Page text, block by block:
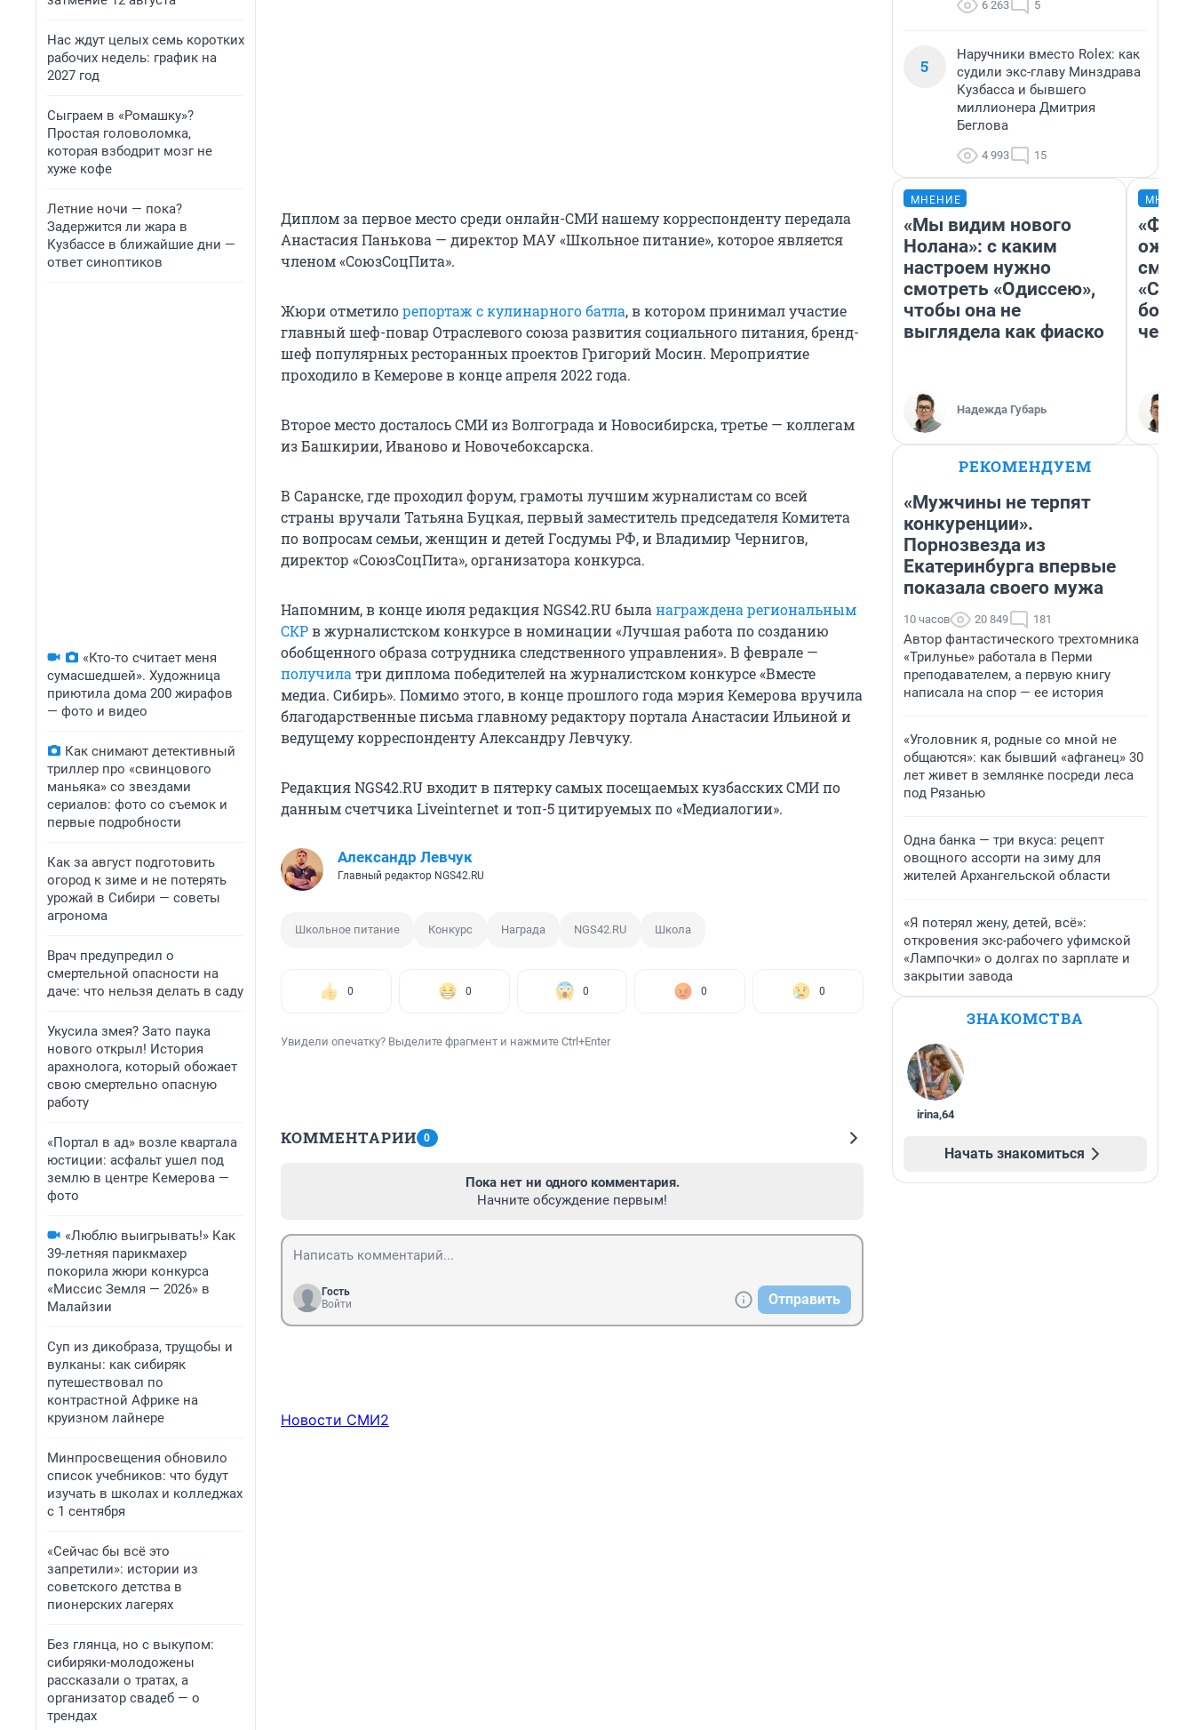
Нас ждут целых семь коротких
рабочих недель: график на
2027 год
Сыграем в «Ромашку»?
Простая головоломка,
которая взбодрит мозг не
хуже кофе
Летние ночи — пока?
Задержится ли жара в
Кузбассе в ближайшие дни —
ответ синоптиков
«Кто-то считает меня
сумасшедшей». Художница
приютила дома 200 жирафов
— фото и видео
Как снимают детективный
триллер про «свинцового
маньяка» со звездами
сериалов: фото со съемок и
первые подробности
Как за август подготовить
огород к зиме и не потерять
урожай в Сибири — советы
агронома
Врач предупредил о
смертельной опасности на
даче: что нельзя делать в саду
Укусила змея? Зато паука
нового открыл! История
арахнолога, который обожает
свою смертельно опасную
работу
«Портал в ад» возле квартала
юстиции: асфальт ушел под
землю в центре Кемерова —
фото
«Люблю выигрывать!» Как
39-летняя парикмахер
покорила жюри конкурса
«Миссис Земля — 2026» в
Малайзии
Суп из дикобраза, трущобы и
вулканы: как сибиряк
путешествовал по
контрастной Африке на
круизном лайнере
Минпросвещения обновило
список учебников: что будут
изучать в школах и колледжах
с 1 сентября
«Сейчас бы всё это
запретили»: истории из
советского детства в
пионерских лагерях
Без глянца, но с выкупом:
сибиряки-молодожены
рассказали о тратах, а
организатор свадеб — о
трендах
Диплом за первое место среди онлайн-СМИ нашему корреспонденту передала
Анастасия Панькова — директор МАУ «Школьное питание», которое является
членом «СоюзСоцПита».
Жюри отметилорепортаж с кулинарного батла, в котором принимал участие
главный шеф-повар Отраслевого союза развития социального питания, бренд-
шеф популярных ресторанных проектов Григорий Мосин. Мероприятие
проходило в Кемерове в конце апреля 2022 года.
Второе место досталось СМИ из Волгограда и Новосибирска, третье — коллегам
из Башкирии, Иваново и Новочебоксарска.
В Саранске, где проходил форум, грамоты лучшим журналистам со всей
страны вручали Татьяна Буцкая, первый заместитель председателя Комитета
по вопросам семьи, женщин и детей Госдумы РФ, и Владимир Чернигов,
директор «СоюзСоцПита», организатора конкурса.
Напомним, в конце июля редакция NGS42.RU была награждена региональным
СКРв журналистском конкурсе в номинации «Лучшая работа по созданию
обобщенного образа сотрудника следственного управления». В феврале —
получила три диплома победителей на журналистском конкурсе «Вместе
медиа. Сибирь». Помимо этого, в конце прошлого года мэрия Кемерова вручила
благодарственные письма главному редактору портала Анастасии Ильиной и
ведущему корреспонденту Александру Левчуку.
Редакция NGS42.RU входит в пятерку самых посещаемых кузбасских СМИ по
данным счетчика Liveinternet и топ-5 цитируемых по «Медиалогии».
Александр Левчук
Главный редактор NGS42.RU
Школьное питание Конкурс Награда NGS42.RU Школа
0 0 0 0 0
Увидели опечатку? Выделите фрагмент и нажмите Ctrl+Enter
КОММЕНТАРИИ 0
Пока нет ни одного комментария.
Начните обсуждение первым!
Гость
Войти
Отправить
Новости СМИ2
6 263 5
5
Наручники вместо Rolex: как
судили экс-главу Минздрава
Кузбасса и бывшего
миллионера Дмитрия
Беглова
4 993 15
МНЕНИЕ
«Мы видим нового
Нолана»: с каким
настроем нужно
смотреть «Одиссею»,
чтобы она не
выглядела как фиаско
Надежда Губарь
РЕКОМЕНДУЕМ
«Мужчины не терпят
конкуренции».
Порнозвезда из
Екатеринбурга впервые
показала своего мужа
10 часов 20 849 181
Автор фантастического трехтомника
«Трилунье» работала в Перми
преподавателем, а первую книгу
написала на спор — ее история
«Уголовник я, родные со мной не
общаются»: как бывший «афганец» 30
лет живет в землянке посреди леса
под Рязанью
Одна банка — три вкуса: рецепт
овощного ассорти на зиму для
жителей Архангельской области
«Я потерял жену, детей, всё»:
откровения экс-рабочего уфимской
«Лампочки» о долгах по зарплате и
закрытии завода
ЗНАКОМСТВА
irina,64
Начать знакомиться